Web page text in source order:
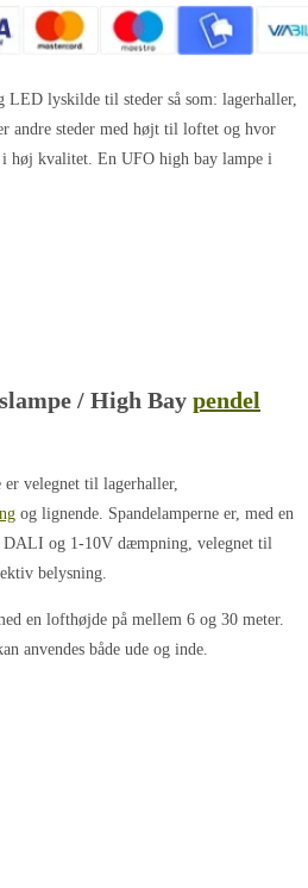
LED lyskilde til steder så som: lagerhaller,
andre steder med højt til loftet og hvor
høj kvalitet. En UFO high bay lampe i
/ High Bay pendel
er velegnet til lagerhaller,
og lignende. Spandelamperne er, med en
og 1-10V dæmpning, velegnet til
belysning.
en lofthøjde på mellem 6 og 30 meter.
anvendes både ude og inde.